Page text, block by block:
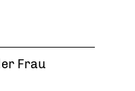
Frau